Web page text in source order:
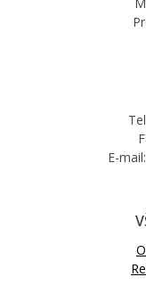
E-mail: